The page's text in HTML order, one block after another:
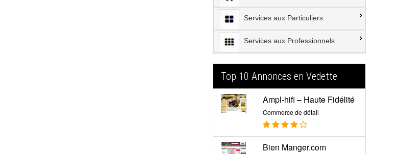
Services aux Particuliers
Services aux Professionnels
Top 10 Annonces en Vedette
Ampl-hifi – Haute Fidélité
Commerce de détail
Bien Manger.com